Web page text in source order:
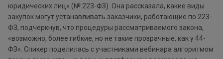
юридических лиц» (№ 223-ФЗ). Она рассказала, какие виды
закупок могут устанавливать заказчики, работающие по 223-
ФЗ, подчеркнув, что процедуры рассматриваемого закона,
«возможно, более гибкие, но не такие прозрачные, как у 44-
ФЗ». Спикер поделилась с участниками вебинара алгоритмом